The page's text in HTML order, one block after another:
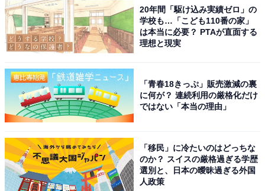
こちらもおすすめ
芸術性が高い「九州の花火大会」ランキング！
2位「サマーナイト大花火大会」を7票差で抑え
た1位は？
20年間「駆け込み実績ゼロ」の
学校も…「こども110番の家」
は本当に必要？ PTAが直面する
理想と現実
「青春18きっぷ」販売激減の裏
に何が？ 連続利用の厳格化だけ
ではない「本当の理由」
「移民」に冷たいのはどっちな
のか？ スイスの厳格過ぎる学歴
選別と、日本の曖昧過ぎる外国
人政策